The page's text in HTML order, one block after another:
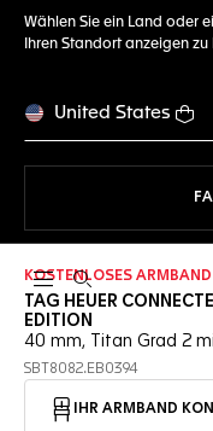
Wählen Sie ein Land oder
Ihren Standort anzeigen zu
United States
Suche öffnen
KOSTENLOSES
TAG HEUER
EDITION
40 mm, Titan Grad 2
SBT8082.EB0394
IHR ARMBAND